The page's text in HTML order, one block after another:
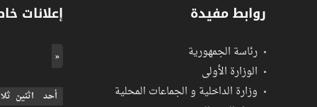
روابط مفيدة
رئاسة الجمهورية
الوزارة اﻷولى
وزارة الداخلية و الجماعات المحلية
إعلانات
«
أحد اثنين